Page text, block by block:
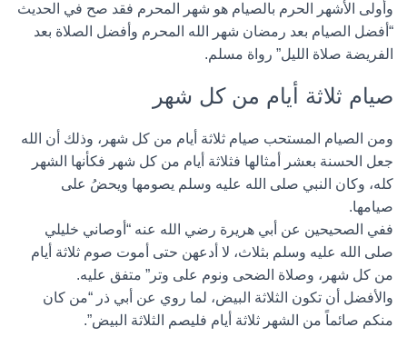
وأولى الأشهر الحرم بالصيام هو شهر المحرم فقد صح في الحديث
“أفضل الصيام بعد رمضان شهر الله المحرم وأفضل الصلاة بعد
الفريضة صلاة الليل” رواة مسلم.
صيام ثلاثة أيام من كل شهر
ومن الصيام المستحب صيام ثلاثة أيام من كل شهر، وذلك أن الله
جعل الحسنة بعشر أمثالها فثلاثة أيام من كل شهر فكأنها الشهر
كله، وكان النبي صلى الله عليه وسلم يصومها ويحضُ على
صيامها.
ففي الصحيحين عن أبي هريرة رضي الله عنه “أوصاني خليلي
صلى الله عليه وسلم بثلاث، لا أدعهن حتى أموت صوم ثلاثة أيام
من كل شهر، وصلاة الضحى ونوم على وتر” متفق عليه.
والأفضل أن تكون الثلاثة البيض، لما روي عن أبي ذر “من كان
منكم صائماً من الشهر ثلاثة أيام فليصم الثلاثة البيض”.